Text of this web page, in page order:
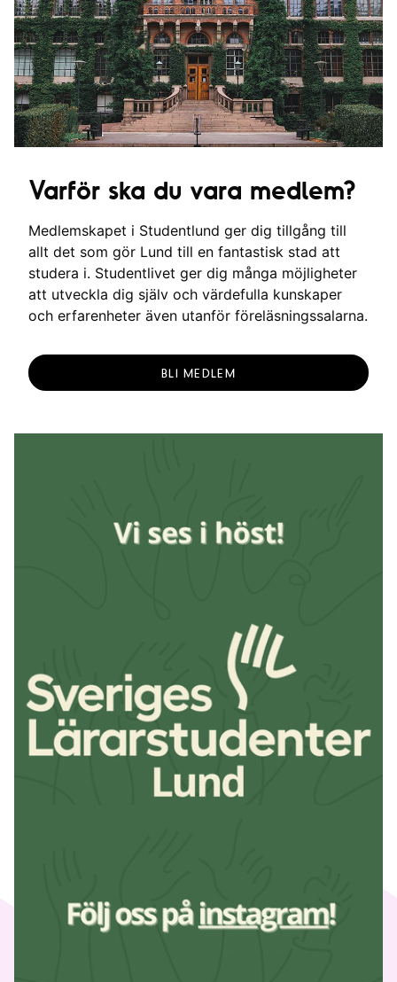
Varför ska du vara medlem?
Medlemskapet i Studentlund ger dig tillgång till
allt det som gör Lund till en fantastisk stad att
studera i. Studentlivet ger dig många möjligheter
att utveckla dig själv och värdefulla kunskaper
och erfarenheter även utanför föreläsningssalarna.
BLI MEDLEM